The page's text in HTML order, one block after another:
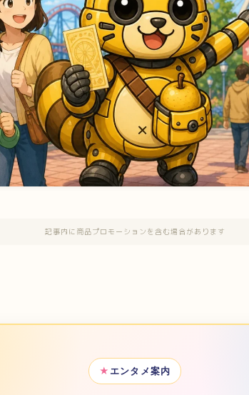
記事内に商品プロモーションを含む場合があります
エンタメ案内